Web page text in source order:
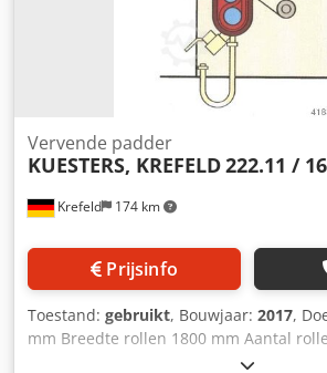
Krefeld 174 km
Vervende padder
KUESTERS, KREFELD222.11 /
Prijsinfo
Toestand: gebruikt, Bouwjaar: 2017,
mm Breedte rollen 1800 mm Aantal
S-rol - diameter 190 mm Bekleding rol -